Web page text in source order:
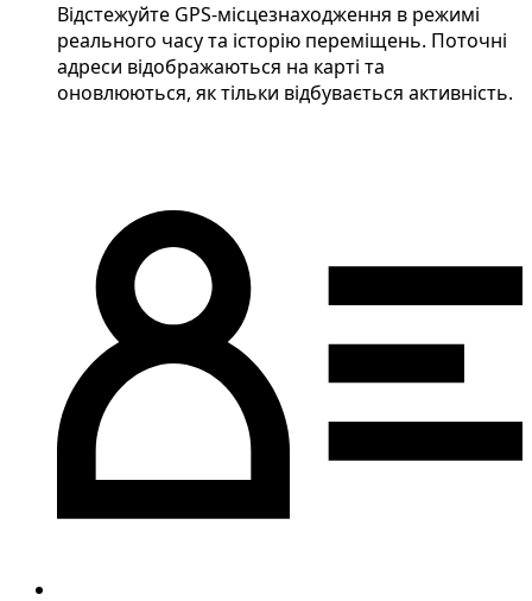
Відстежуйте GPS-місцезнаходження в режимі
реального часу та історію переміщень. Поточні
адреси відображаються на карті та
оновлюються, як тільки відбувається активність.